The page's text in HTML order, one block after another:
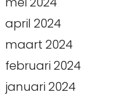
april 2024
maart 2024
februari 2024
januari 2024